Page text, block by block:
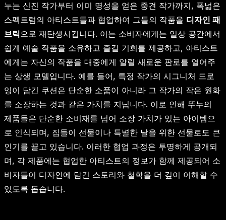
누는 신진 작가부터 이미 명성을 얻은 중견 작가까지, 폭넓은
스펙트럼의 아티스트들과 협업하여 그들의 작품을 디자인 패
브릭으로 재탄생시킵니다. 이는 소비자에게는 일상 공간에서
쉽게 예술 작품을 소유하고 즐길 기회를 제공하고, 아티스트
에게는 자신의 작품을 대중에게 알릴 새로운 판로를 열어주
는 상생 모델입니다. 예를 들어, 특정 작가의 시그니처 드로
잉이 담긴 쿠션은 단순한 소품이 아니라 그 작가의 작은 원화
를 소장하는 것과 같은 가치를 지닙니다. 이로 인해 뚜누의
제품들은 단순한 소비재를 넘어 소장 가치가 있는 아이템으
로 인식되며, 집들이 선물이나 특별한 날을 위한 선물로도 큰
인기를 끌고 있습니다. 이러한 협업 과정은 투명하게 공개되
며, 각 제품에는 협업한 아티스트의 정보가 함께 제공되어 소
비자들이 디자인에 담긴 스토리와 철학을 더 깊이 이해할 수
있도록 돕습니다.